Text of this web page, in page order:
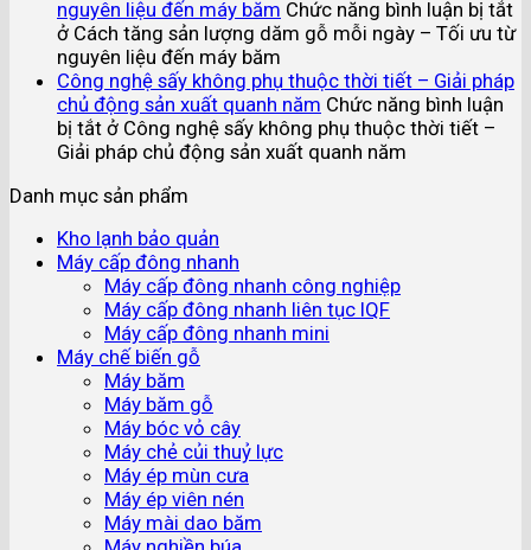
nguyên liệu đến máy băm Chức năng bình luận bị tắt
ở Cách tăng sản lượng dăm gỗ mỗi ngày – Tối ưu từ
nguyên liệu đến máy băm
Công nghệ sấy không phụ thuộc thời tiết – Giải pháp
chủ động sản xuất quanh năm Chức năng bình luận
bị tắt ở Công nghệ sấy không phụ thuộc thời tiết –
Giải pháp chủ động sản xuất quanh năm
Danh mục sản phẩm
Kho lạnh bảo quản
Máy cấp đông nhanh
Máy cấp đông nhanh công nghiệp
Máy cấp đông nhanh liên tục IQF
Máy cấp đông nhanh mini
Máy chế biến gỗ
Máy băm
Máy băm gỗ
Máy bóc vỏ cây
Máy chẻ củi thuỷ lực
Máy ép mùn cưa
Máy ép viên nén
Máy mài dao băm